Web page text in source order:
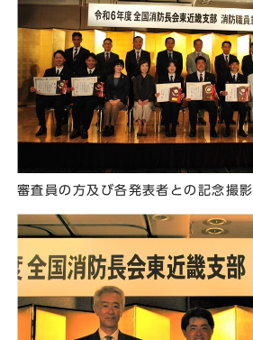
審査員の方及び各発表者との記念撮影